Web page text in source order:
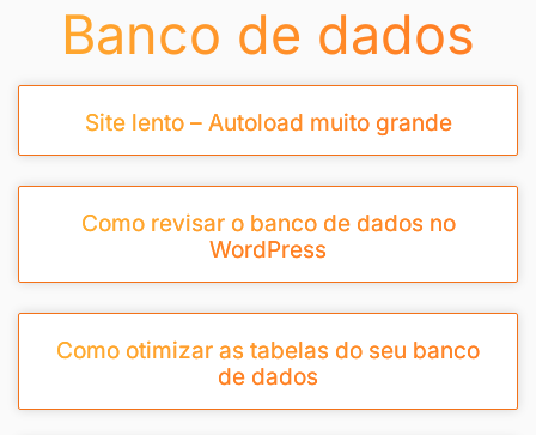
Banco de dados
Site lento – Autoload muito grande
Como revisar o banco de dados no
WordPress
Como otimizar as tabelas do seu banco
de dados